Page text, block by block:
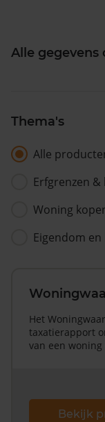
Alle gegevens
Thema's
Alle
Erfgrenzen
Woning
Eigendom
Het
taxatierapport
van een woning
Bekijk